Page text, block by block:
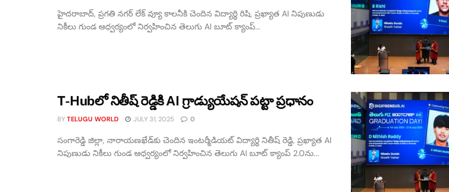
హైదరాబాద్, ప్రగతి నగర్ లేక్ వ్యూ కాలనీకి చెందిన విద్యార్థి రిషి, ప్రఖ్యాత AI నిపుణుడు
నికీలు గుండ ఆధ్వర్యంలో నిర్వహించిన తెలుగు AI బూట్ క్యాంప్...
T-Hubలో నితీష్ రెడ్డికి AI గ్రాడ్యుయేషన్ పట్టా ప్రధానం
BY TELUGU WORLD JULY 31, 2025 0
సంగారెడ్డి జిల్లా, నారాయణఖేడ్‌కు చెందిన ఇంటర్మీడియట్ విద్యార్థి నితీష్ రెడ్డి, ప్రఖ్యాత AI
నిపుణుడు నికీలు గుండ ఆధ్వర్యంలో నిర్వహించిన తెలుగు AI బూట్ క్యాంప్ 2.0ను...